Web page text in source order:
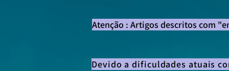
Atenção : Artigos descritos com
Devido a dificuldades atuais